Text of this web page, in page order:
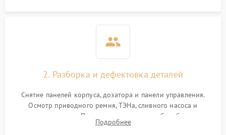
2. Разборка и дефектовка деталей
Снятие панелей корпуса, дозатора и панели управления.
Осмотр приводного ремня, ТЭНа, сливного насоса и
амортизаторов. Проверка подшипников барабана и
крестовины на износ, а манжеты люка на разрывы.
Подробнее